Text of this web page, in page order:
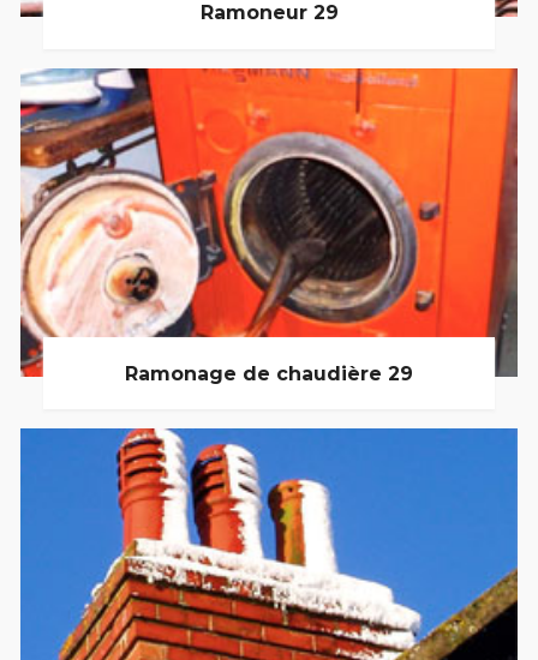
Ramoneur 29
Ramonage de chaudière 29